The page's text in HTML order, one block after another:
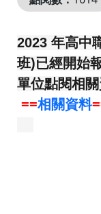
2023 年高中
班)已經開始
單位點閱相關
==相關資料